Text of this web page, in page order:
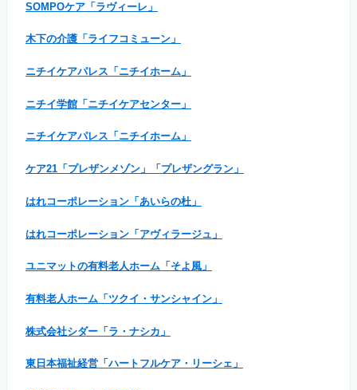
SOMPOケア「ラヴィーレ」
木下の介護「ライフコミューン」
ニチイケアパレス「ニチイホーム」
ニチイ学館「ニチイケアセンター」
ニチイケアパレス「ニチイホーム」
ケア21「プレザンメゾン」「プレザングラン」
はれコーポレーション「あいらの杜」
はれコーポレーション「アヴィラージュ」
ユニマットの有料老人ホーム「そよ風」
有料老人ホーム「ツクイ・サンシャイン」
株式会社シダー「ラ・ナシカ」
東日本福祉経営「ハートフルケア・リーシェ」